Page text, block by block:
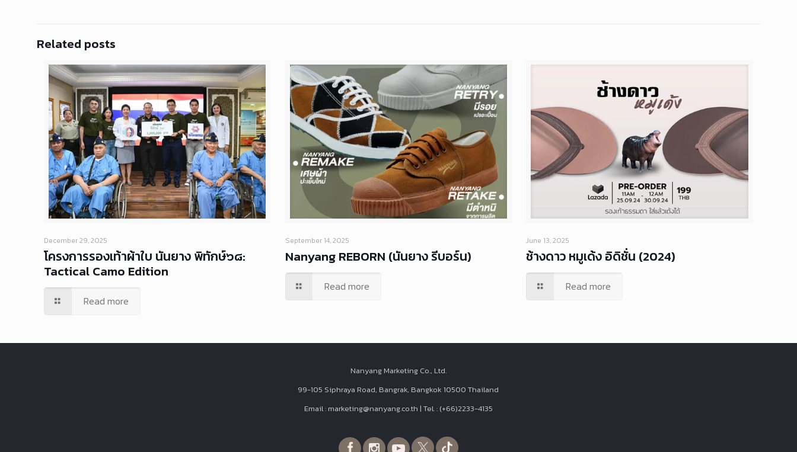
Related posts
December 29, 2025
โครงการรองเท้าผ้าใบ นันยาง พิทักษ์๖๘:
Tactical Camo Edition
Read more
September 14, 2025
Nanyang REBORN (นันยาง รีบอร์น)
Read more
June 13, 2025
ช้างดาว หมูเด้ง อิดิชั่น (2024)
Read more
Nanyang Marketing Co., Ltd.
99-105 Siphraya Road, Bangrak, Bangkok 10500 Thailand
Email : marketing@nanyang.co.th | Tel. : (+66)2233-4135